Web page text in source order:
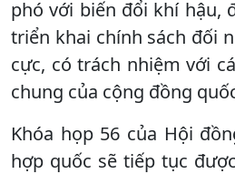
phó với biến đổi khí hậu,
triển khai chính sách đối
cực, có trách nhiệm với
chung của cộng đồng
Khóa họp 56 của Hội
hợp quốc sẽ tiếp tục